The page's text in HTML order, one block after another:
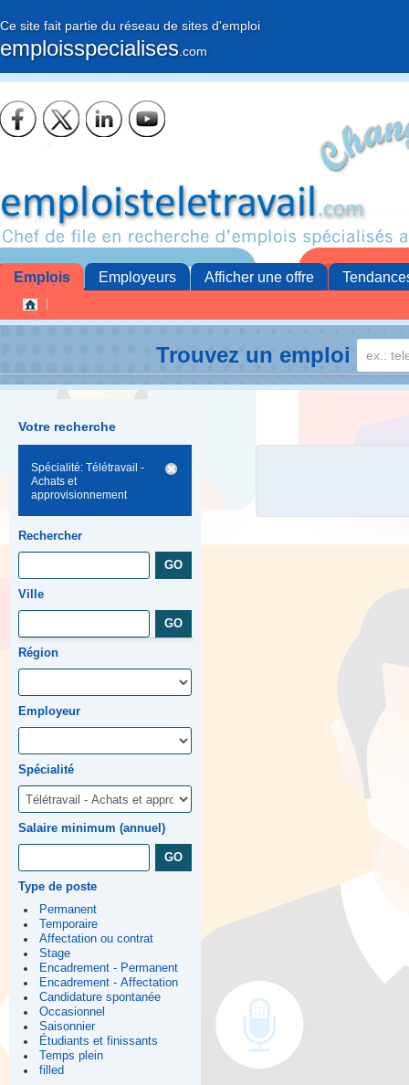
Ce site fait partie du réseau de sites d'emploi
emploisspecialises .com
Emplois Employeurs Afficher une offre
Trouvez un emploi
Votre recherche
Spécialité: Télétravail -
Achats et
approvisionnement
Rechercher
Ville
Région
Employeur
Spécialité
Salaire minimum (annuel)
Type de poste
Permanent
Temporaire
Affectation ou contrat
Stage
Encadrement - Permanent
Encadrement - Affectation
Candidature spontanée
Occasionnel
Saisonnier
Étudiants et finissants
Temps plein
filled